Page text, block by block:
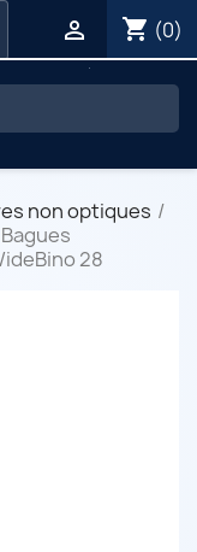
shopping_cart (0)

non optiques
Bagues
28